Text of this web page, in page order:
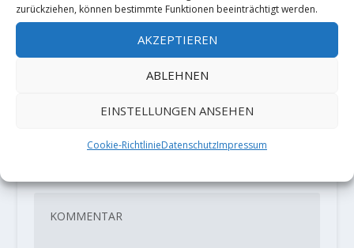
zurückziehen, können bestimmte Funktionen beeinträchtigt werden.
AKZEPTIEREN
ABLEHNEN
EINSTELLUNGEN ANSEHEN
Cookie-RichtlinieDatenschutzImpressum
X+) free
HINTERLASSE EINE ANTWORT
Deine E-Mail-Adresse wird nicht
veröffentlicht.Erforderliche Felder